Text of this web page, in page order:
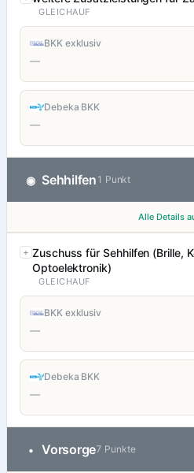
GLEICHAUF
BKK exklusiv
—
Debeka BKK
—
◉ Sehhilfen 1 Punkt
Alle Details
Zuschuss für Sehhilfen (Brille,
Optoelektronik)
GLEICHAUF
BKK exklusiv
—
Debeka BKK
—
• Vorsorge7 Punkte